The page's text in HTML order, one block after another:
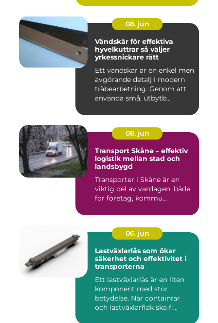
08. jun
Vändskär för effektiva
hyvelkuttrar så väljer
yrkessnickare rätt
Ett vändskär är en enkel men
avgörande detalj i modern
träbearbetning. Genom att
använda små, utbytb...
08. jun
Transport Skåne – effektiv
logistik mellan stad och
landsbygd
Transporter i Skåne är en
viktig del av vardagen, både
för företag, kommu...
06. jun
Lastväxlarlås som ökar
säkerhet och effektivitet i
transporterna
Ett lastväxlarlås är en liten
komponent med stor
betydelse. När containrar
och lastväxlarflak ska fl...